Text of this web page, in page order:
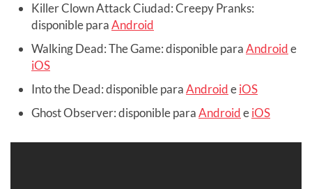
Killer Clown Attack Ciudad: Creepy Pranks:
disponible paraAndroid
Walking Dead: The Game: disponible paraAndroide
iOS
Into the Dead: disponible paraAndroideiOS
Ghost Observer: disponible paraAndroideiOS